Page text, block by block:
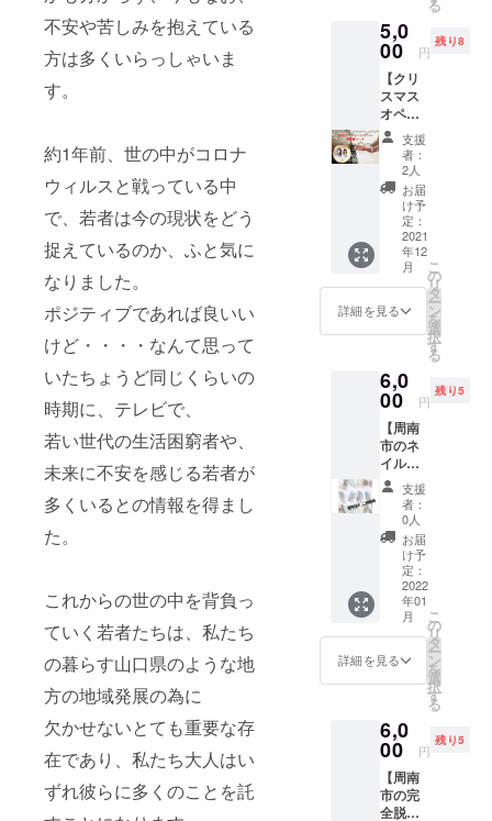
不安や苦しみを抱えている
方は多くいらっしゃいま
す。
約1年前、世の中がコロナ
ウィルスと戦っている中
で、若者は今の現状をどう
捉えているのか、ふと気に
なりました。
ポジティブであれば良いい
けど・・・・なんて思って
いたちょうど同じくらいの
時期に、テレビで、
若い世代の生活困窮者や、
未来に不安を感じる若者が
多くいるとの情報を得まし
た。
これからの世の中を背負っ
ていく若者たちは、私たち
の暮らす山口県のような地
方の地域発展の為に
欠かせないとても重要な存
在であり、私たち大人はい
ずれ彼らに多くのことを託
る
5,0
00 円
残り8
【クリ
スマス
オペラ
ミニコ
ンサー
ト優先
席】 イ
ベント
当日の
結婚式
開始30
分前で
ある17
時30
分〜18
時に行
ミニオ
ペラコ
ンサー
トの最
前列〜
２列目
に優先
席を確
保いた
しま
す。 プ
ロジェ
クト終
了後、
ご登録
いただ
いた
席の確
保証明
書を
データ
で送付
させて
支援
者：
2人
お届
け予
定：
2021
年12
月
詳細を見る
こ
の
リ
タ
ー
ン
を
選
択
す
る
6,0
00 円
残り5
【周南
市のネ
イルサ
ロン
「Happi
y」で使
える、
10%off
特別チ
ケッ
ト！】
ご利用
サービ
スのお
会計合
計金額
10%off
させて
いただ
きま
す。
https://
支援
者：
0人
お届
け予
定：
2022
年01
月
詳細を見る
こ
の
リ
タ
ー
ン
を
選
択
す
る
6,0
00 円
残り5
【周南
市の完
全脱毛